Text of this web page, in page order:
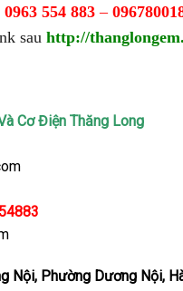
0963 554 883 –
sau http://
Cơ Điện Thăng Long
Nội, Phường Dương Nội,